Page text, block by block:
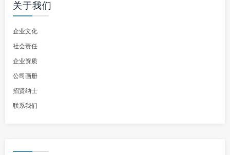
关于我们
企业文化
社会责任
企业资质
公司画册
招贤纳士
联系我们